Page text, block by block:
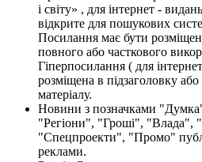
і світу» , для інтернет -
відкрите для пошукових
Посилання має бути
повного або часткового
Гіперпосилання ( для
розміщена в підзаголовку
матеріалу.
Новини з позначками
"Регіони", "Гроші", "Влада",
"Спецпроекти", "Промо"
реклами.